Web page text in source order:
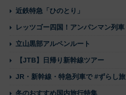
近鉄特急「ひのとり」
レッツゴー四国！アンパンマン列車
立山黒部アルペンルート
【JTB】日帰り新幹線ツアー
JR・新幹線・特急列車で #ずらし旅
冬のおすすめ国内旅行特集